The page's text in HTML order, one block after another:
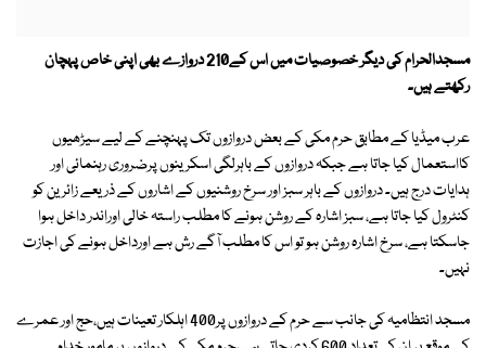
مسجدالحرام کی دیگر خصوصیات میں اس کے210 دروازے بھی اپنی خاص پہچان
رکھتے ہیں۔
عرب میڈیا کے مطابق حرم مکی کے بعض دروازوں تک پہنچنے کے لیے سیڑھیوں
کااستعمال کیا جاتا ہے جبکہ دروازوں کے باہرلگی اسکرینوں پرضروری رہنمائی اور
ہدایات درج ہیں۔ دروازوں کے باہر سبز اور سرخ روشنیوں کے اشاروں کے ذریعے زائرین کو
کنٹرول کیا جاتا ہے، سبز اشارہ کے روشن ہونے کا مطلب راستہ خالی اوراندر داخل ہوا
جاسکتا ہے، سرخ اشارہ روشن ہو تو اس کا مطلب آگے رش ہے اورداخل ہونے کی اجازت
نہیں۔
مسجد انتظامیہ کی جانب سے حرم کے دروازوں پر400 اہلکار تعینات ہیں،حج اور عمرے